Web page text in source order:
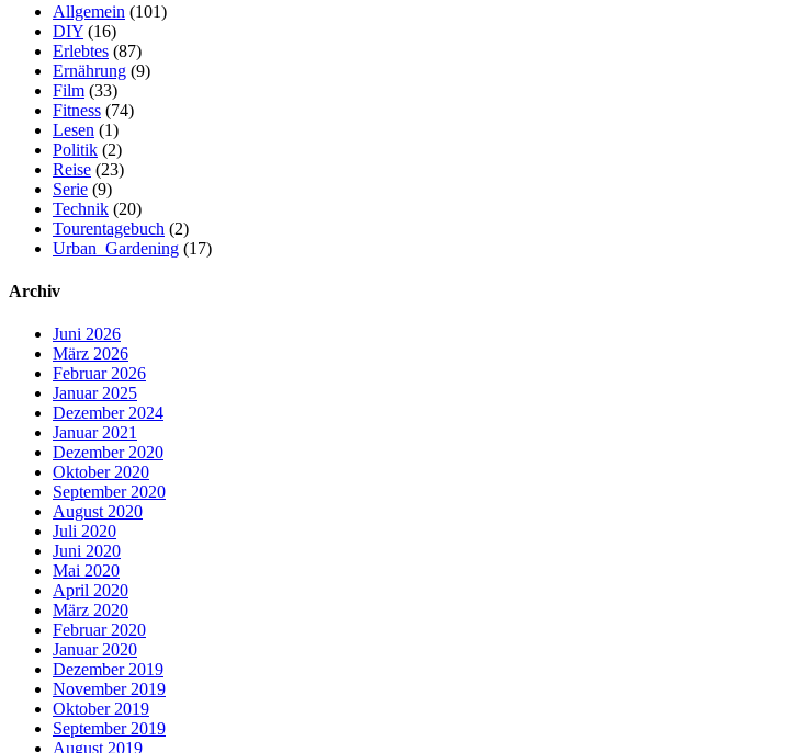
Allgemein (101)
DIY (16)
Erlebtes (87)
Ernährung (9)
Film (33)
Fitness (74)
Lesen (1)
Politik (2)
Reise (23)
Serie (9)
Technik (20)
Tourentagebuch (2)
Urban_Gardening (17)
Archiv
Juni 2026
März 2026
Februar 2026
Januar 2025
Dezember 2024
Januar 2021
Dezember 2020
Oktober 2020
September 2020
August 2020
Juli 2020
Juni 2020
Mai 2020
April 2020
März 2020
Februar 2020
Januar 2020
Dezember 2019
November 2019
Oktober 2019
September 2019
August 2019